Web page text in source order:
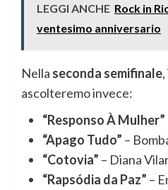
LEGGI ANCHE Rock in
ventesimo anniversario
Nella seconda semifinale
ascolteremo invece:
“Responso À Mulher”
“Apago Tudo” –
“Cotovia” – Diana
“Rapsódia da Paz” –